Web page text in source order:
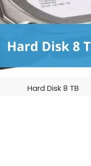
Hard Disk 8 TB